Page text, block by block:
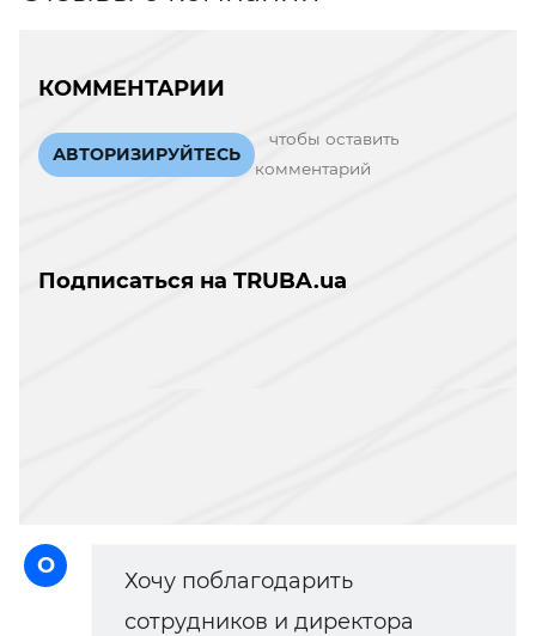
КОММЕНТАРИИ
АВТОРИЗИРУЙТЕСЬ
чтобы оставить
комментарий
Подписаться на TRUBA.ua
О
Хочу поблагодарить
сотрудников и директора